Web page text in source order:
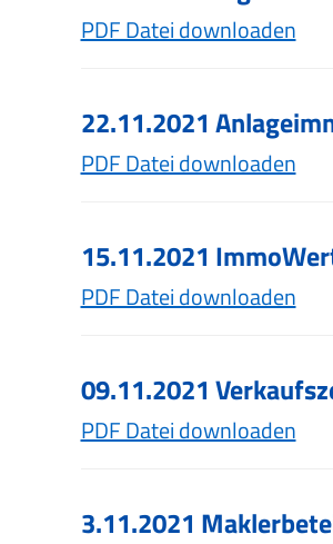
PDF Datei downloaden
22.11.2021
PDF Datei downloaden
15.11.2021
PDF Datei downloaden
09.11.2021
PDF Datei downloaden
3.11.2021